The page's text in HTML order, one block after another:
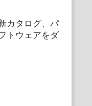
カタログ、パ
トウェアをダ